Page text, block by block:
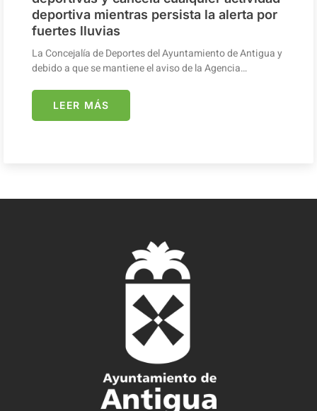
deportiva mientras persista la alerta por
fuertes lluvias
La Concejalía de Deportes del Ayuntamiento de Antigua y
debido a que se mantiene el aviso de la Agencia…
LEER MÁS